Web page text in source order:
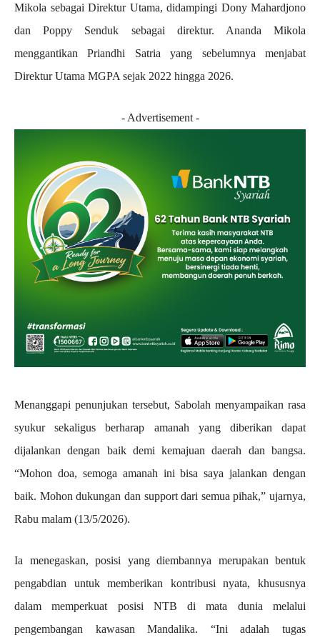
Mikola sebagai Direktur Utama, didampingi Dony Mahardjono
dan Poppy Senduk sebagai direktur. Ananda Mikola
menggantikan Priandhi Satria yang sebelumnya menjabat
Direktur Utama MGPA sejak 2022 hingga 2026.
- Advertisement -
Menanggapi penunjukan tersebut, Sabolah menyampaikan rasa
syukur sekaligus berharap amanah yang diberikan dapat
dijalankan dengan baik demi kemajuan daerah dan bangsa.
“Mohon doa, semoga amanah ini bisa saya jalankan dengan
baik. Mohon dukungan dan support dari semua pihak,” ujarnya,
Rabu malam (13/5/2026).
Ia menegaskan, posisi yang diembannya merupakan bentuk
pengabdian untuk memberikan kontribusi nyata, khususnya
dalam memperkuat posisi NTB di mata dunia melalui
pengembangan kawasan Mandalika. “Ini adalah tugas